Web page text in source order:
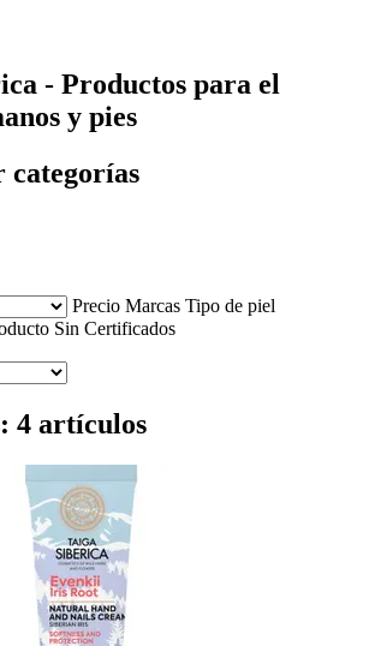
- Productos para el
y pies
categorías
Precio Marcas Tipo de piel
Sin Certificados
4 artículos